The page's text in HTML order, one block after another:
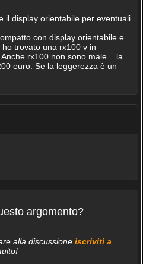
il display orientabile per eventuali
con display orientabile e
trovato una rx100 v in
rx100 non sono male... la
euro. Se la leggerezza è un
argomento?
alla discussione iscriviti a